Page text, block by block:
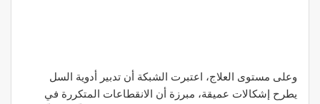
وعلى مستوى العلاج، اعتبرت الشبكة أن تدبير أدوية السل
يطرح إشكالات عميقة، مبرزة أن الانقطاعات المتكررة في